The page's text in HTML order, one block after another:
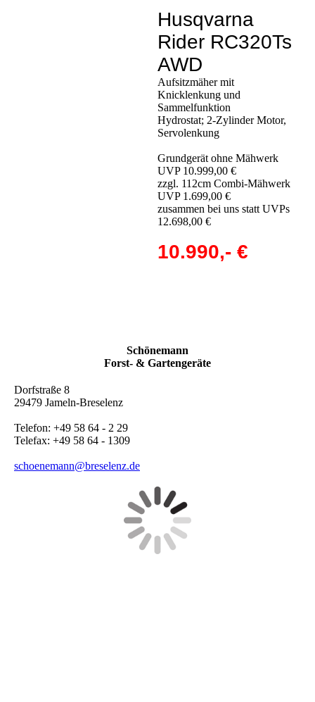
Husqvarna
Rider RC320Ts
AWD
Aufsitzmäher mit
Knicklenkung und
Sammelfunktion
Hydrostat; 2-Zylinder Motor,
Servolenkung
Grundgerät ohne Mähwerk
UVP 10.999,00 €
zzgl. 112cm Combi-Mähwerk
UVP 1.699,00 €
zusammen bei uns statt UVPs
12.698,00 €
10.990,- €
Schönemann
Forst- & Gartengeräte
Dorfstraße 8
29479 Jameln-Breselenz
Telefon: +49 58 64 - 2 29
Telefax: +49 58 64 - 1309
schoenemann@breselenz.de